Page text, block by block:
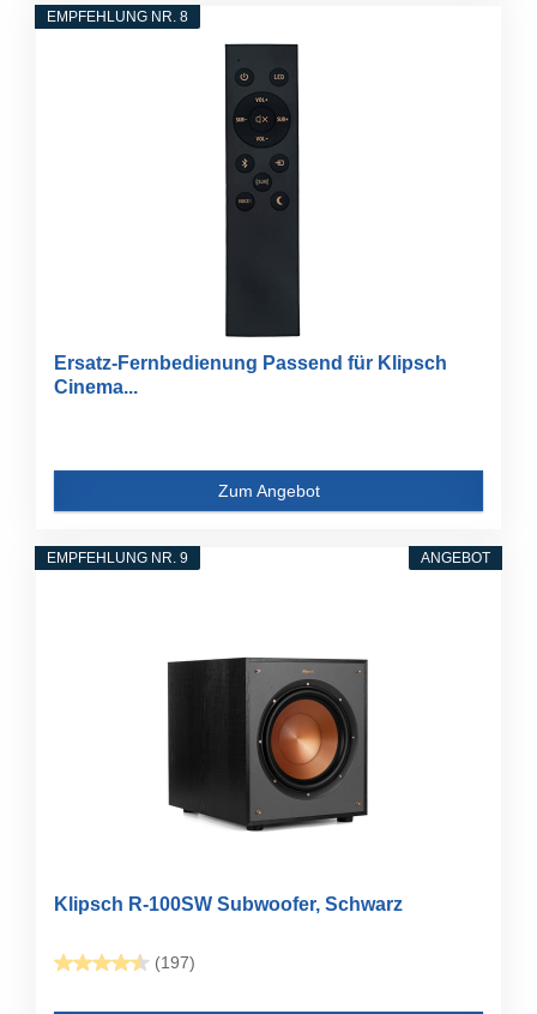
EMPFEHLUNG NR. 8
Ersatz-Fernbedienung Passend für Klipsch
Cinema...
Zum Angebot
ANGEBOT
EMPFEHLUNG NR. 9
Klipsch R-100SW Subwoofer, Schwarz
(197)